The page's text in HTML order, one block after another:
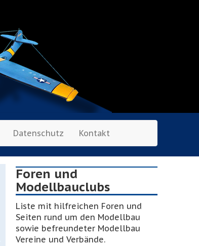
Datenschutz Kontakt
Foren und
Modellbauclubs
Liste mit hilfreichen Foren und
Seiten rund um den Modellbau
sowie befreundeter Modellbau
Vereine und Verbände.